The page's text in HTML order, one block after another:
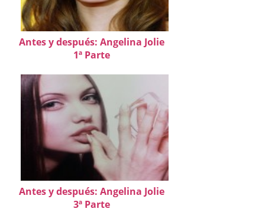
Antes y después: Angelina Jolie
1ª Parte
Antes y después: Angelina Jolie
3ª Parte